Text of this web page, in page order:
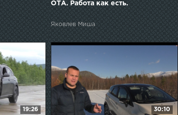
ОТА. Работа как есть.
Яковлев Миша
19:26 30:10